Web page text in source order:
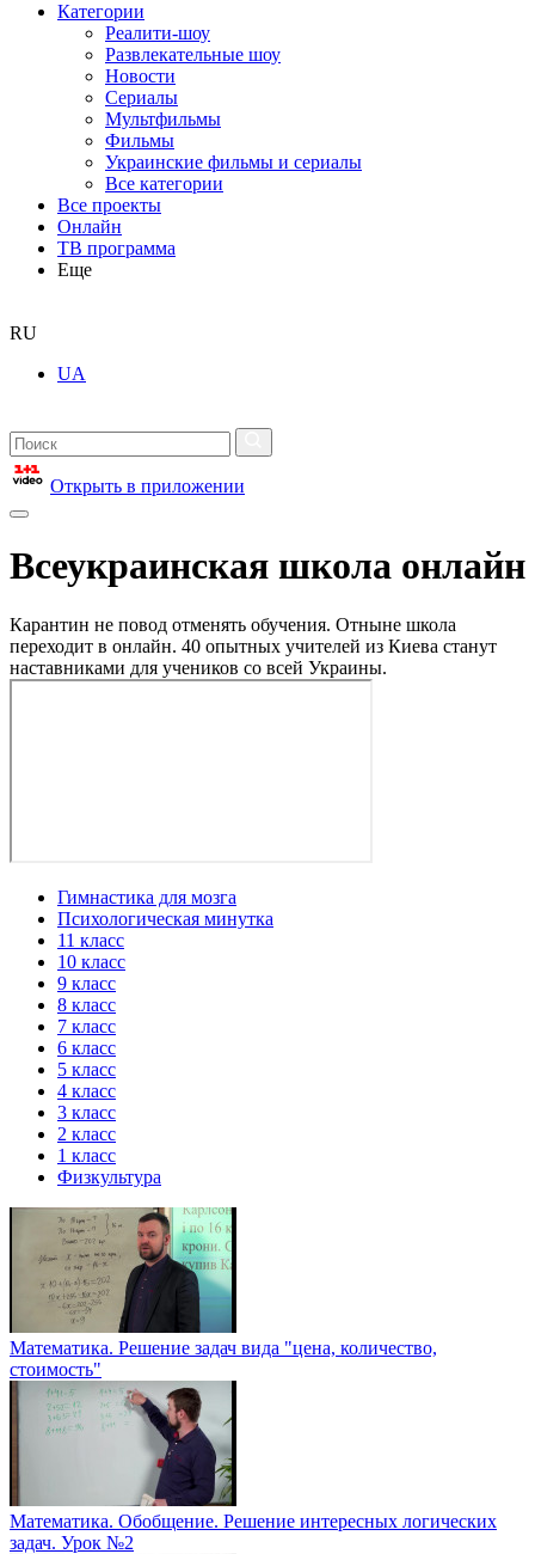
Категории
Реалити-шоу
Развлекательные шоу
Новости
Сериалы
Мультфильмы
Фильмы
Украинские фильмы и сериалы
Все категории
Все проекты
Онлайн
ТВ программа
Еще
RU
UA
Открыть в приложении
Всеукраинская школа онлайн
Карантин не повод отменять обучения. Отныне школа
переходит в онлайн. 40 опытных учителей из Киева станут
наставниками для учеников со всей Украины.
Гимнастика для мозга
Психологическая минутка
11 класс
10 класс
9 класс
8 класс
7 класс
6 класс
5 класс
4 класс
3 класс
2 класс
1 класс
Физкультура
Математика. Решение задач вида "цена, количество,
стоимость"
Математика. Обобщение. Решение интересных логических
задач. Урок №2